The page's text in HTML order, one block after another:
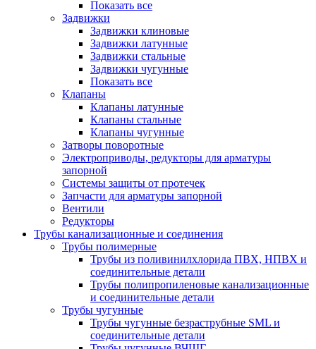
Показать все
Задвижки
Задвижки клиновые
Задвижки латунные
Задвижки стальные
Задвижки чугунные
Показать все
Клапаны
Клапаны латунные
Клапаны стальные
Клапаны чугунные
Затворы поворотные
Электроприводы, редукторы для арматуры
запорной
Системы защиты от протечек
Запчасти для арматуры запорной
Вентили
Редукторы
Трубы канализационные и соединения
Трубы полимерные
Трубы из поливинилхлорида ПВХ, НПВХ и
соединительные детали
Трубы полипропиленовые канализационные
и соединительные детали
Трубы чугунные
Трубы чугунные безраструбные SML и
соединительные детали